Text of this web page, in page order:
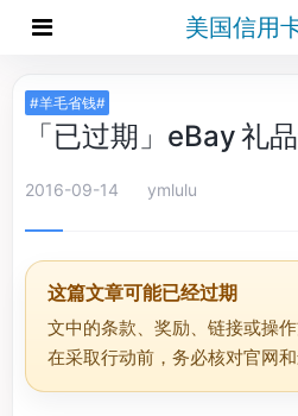
美国信用
#羊毛省钱#
「已过期」eBay 礼
2016-09-14 ymlulu
这篇文章可能已经过期
文中的条款、奖励、链接或操
在采取行动前，务必核对官网和